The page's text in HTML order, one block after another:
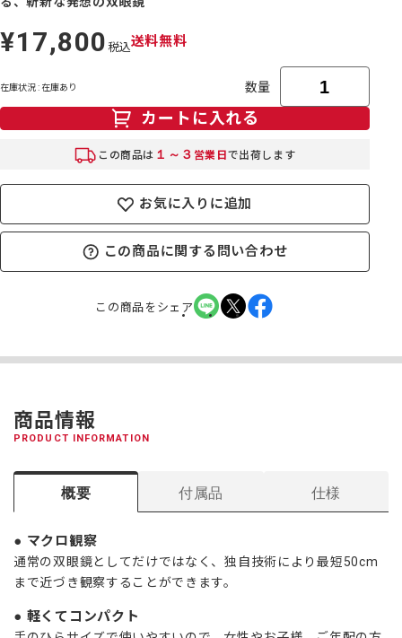
定
価
¥17,800 税込送料無料
在庫状況 : 在庫あり 数量
カートに入れる
この商品は １～３ 営業日 で出荷します
お気に入りに追加
この商品に関する問い合わせ
この商品をシェア
商品情報
PRODUCT INFORMATION
概要 付属品 仕様
マクロ観察
通常の双眼鏡としてだけではなく、独自技術により最短50cm
まで近づき観察することができます。
軽くてコンパクト